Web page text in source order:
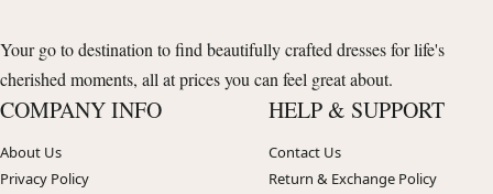
Your go to destination to find beautifully crafted dresses for life's
cherished moments, all at prices you can feel great about.
COMPANY INFO
About Us
Privacy Policy
HELP & SUPPORT
Contact Us
Return & Exchange Policy